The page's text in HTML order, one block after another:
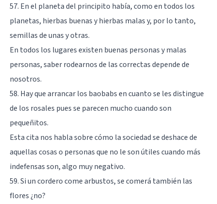
57. En el planeta del principito había, como en todos los
planetas, hierbas buenas y hierbas malas y, por lo tanto,
semillas de unas y otras.
En todos los lugares existen buenas personas y malas
personas, saber rodearnos de las correctas depende de
nosotros.
58. Hay que arrancar los baobabs en cuanto se les distingue
de los rosales pues se parecen mucho cuando son
pequeñitos.
Esta cita nos habla sobre cómo la sociedad se deshace de
aquellas cosas o personas que no le son útiles cuando más
indefensas son, algo muy negativo.
59. Si un cordero come arbustos, se comerá también las
flores ¿no?